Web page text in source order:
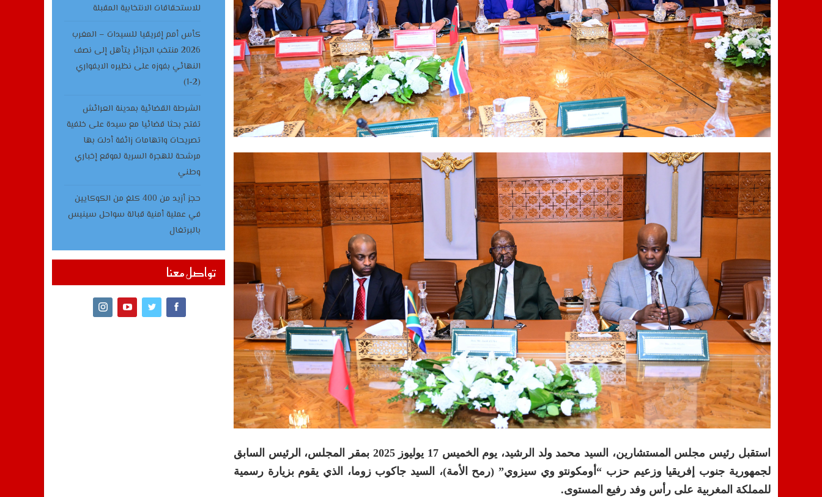
استقبل رئيس مجلس المستشارين، السيد محمد ولد الرشيد، يوم الخميس 17 يوليوز 2025 بمقر المجلس، الرئيس السابق
لجمهورية جنوب إفريقيا وزعيم حزب “أومكونتو وي سيزوي” (رمح الأمة)، السيد جاكوب زوما، الذي يقوم بزيارة رسمية
للمملكة المغربية على رأس وفد رفيع المستوى.
للاستحقاقات الانتخابية المقبلة
كأس أمم إفريقيا للسيدات – المغرب
2026 منتخب الجزائر يتأهل إلى نصف
النهائي بفوزه على نظيره الايفواري
(2-1)
الشرطة القضائية بمدينة العرائش
تفتح بحثا قضائيا مع سيدة على خلفية
تصريحات واتهامات زائفة أدلت بها
مرشحة للهجرة السرية لموقع إخباري
وطني
حجز أزيد من 400 كلغ من الكوكايين
في عملية أمنية قبالة سواحل سينيس
بالبرتغال
تواصل معنا